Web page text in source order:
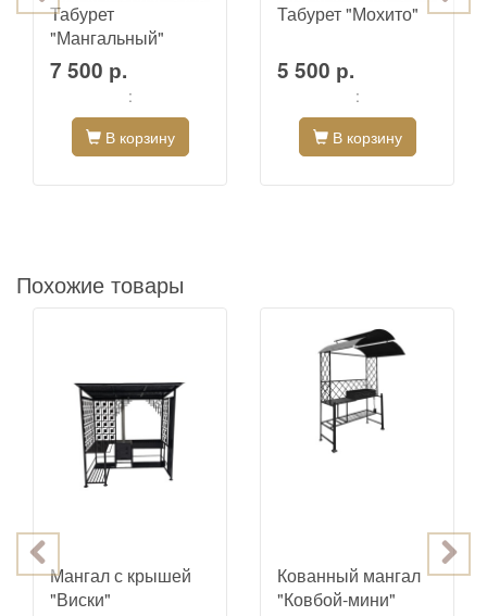
Табурет
"Мангальный"
7 500 р.
:
В корзину
Табурет "Мохито"
5 500 р.
:
В корзину
Похожие товары
Мангал с крышей
"Виски"
Кованный мангал
"Ковбой-мини"